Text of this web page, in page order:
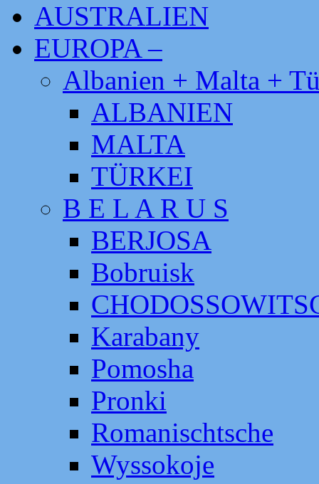
AUSTRALIEN
EUROPA –
Albanien + Malta +
ALBANIEN
MALTA
TÜRKEI
B E L A R U S
BERJOSA
Bobruisk
Karabany
Pomosha
Pronki
Romanischtsche
Wyssokoje